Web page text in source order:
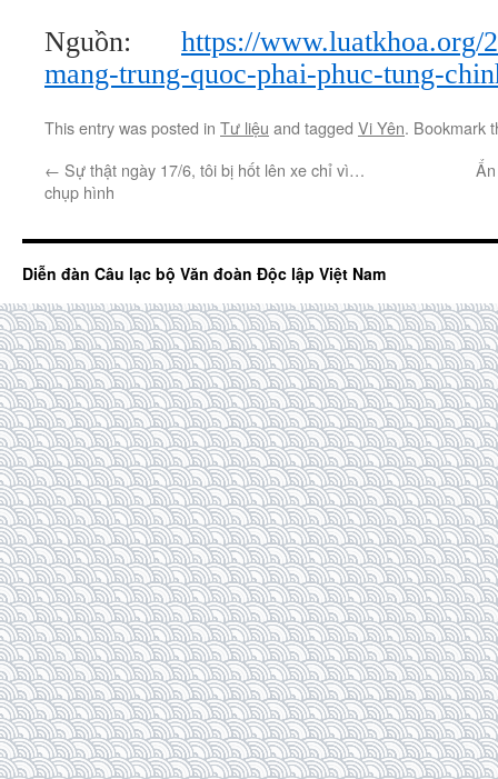
Nguồn: https://www.luatkhoa.org/
mang-trung-quoc-phai-phuc-tung-
This entry was posted in Tư liệu and tagged Vi Yên. Bookmark
← Sự thật ngày 17/6, tôi bị hốt lên xe chỉ vì…
chụp hình
Diễn đàn Câu lạc bộ Văn đoàn Độc lập Việt Nam